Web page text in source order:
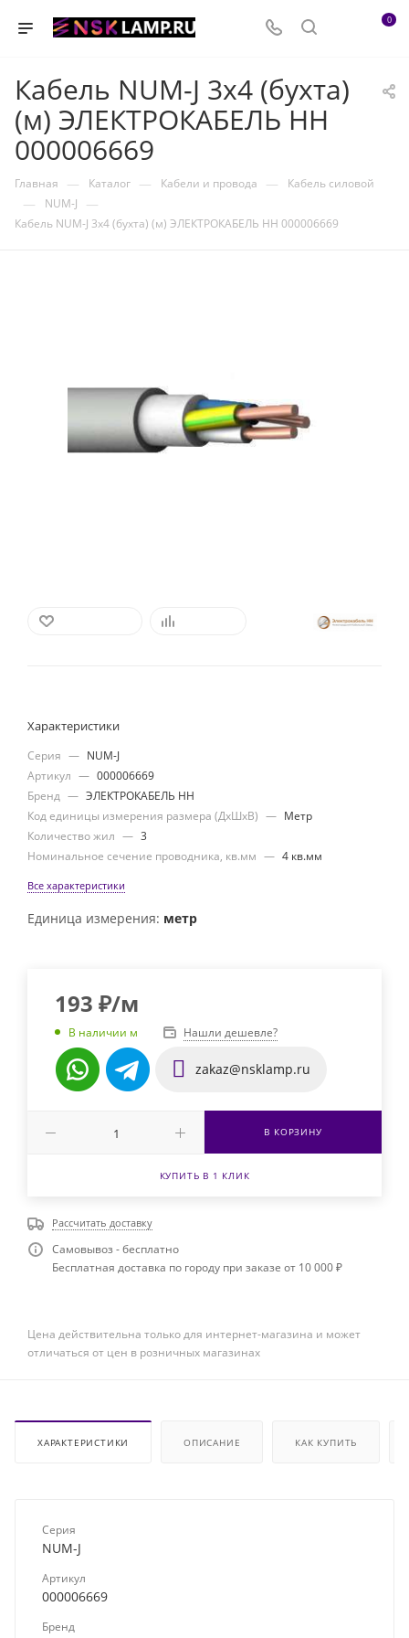
0
Кабель NUM-J 3х4 (бухта)
(м) ЭЛЕКТРОКАБЕЛЬ НН
000006669
Главная — Каталог — Кабели и провода — Кабель силовой
— NUM-J —
Кабель NUM-J 3х4 (бухта) (м) ЭЛЕКТРОКАБЕЛЬ НН 000006669
Характеристики
Серия — NUM-J
Артикул — 000006669
Бренд — ЭЛЕКТРОКАБЕЛЬ НН
Код единицы измерения размера (ДхШхВ) — Метр
Количество жил — 3
Номинальное сечение проводника, кв.мм — 4 кв.мм
Все характеристики
Единица измерения: метр
193 ₽/м
В наличии м Нашли дешевле?
zakaz@nsklamp.ru
В КОРЗИНУ
КУПИТЬ В 1 КЛИК
Рассчитать доставку
Самовывоз - бесплатно
Бесплатная доставка по городу при заказе от 10 000 ₽
Цена действительна только для интернет-магазина и может
отличаться от цен в розничных магазинах
ХАРАКТЕРИСТИКИ ОПИСАНИЕ КАК КУПИТЬ
Серия
NUM-J
Артикул
000006669
Бренд